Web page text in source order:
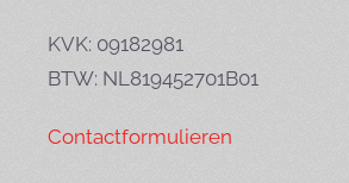
KVK: 09182981
BTW: NL819452701B01
Contactformulieren